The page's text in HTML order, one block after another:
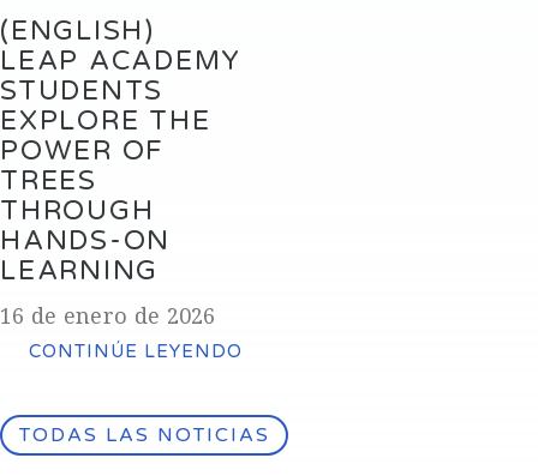
(ENGLISH)
LEAP ACADEMY
STUDENTS
EXPLORE THE
POWER OF
TREES
THROUGH
HANDS-ON
LEARNING
16 de enero de 2026
CONTINÚE LEYENDO
TODAS LAS NOTICIAS